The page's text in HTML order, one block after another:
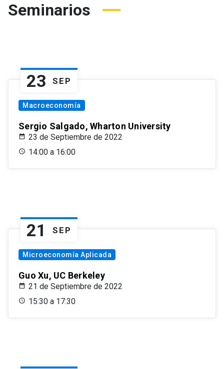
Seminarios
23 SEP
Macroeconomía
Sergio Salgado, Wharton University
23 de Septiembre de 2022
14:00 a 16:00
21 SEP
Microeconomía Aplicada
Guo Xu, UC Berkeley
21 de Septiembre de 2022
15:30 a 17:30